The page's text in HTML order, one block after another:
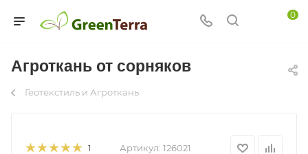
0
Агроткань от сорняков
Геотекстиль и Агроткань
1 Артикул: 126021